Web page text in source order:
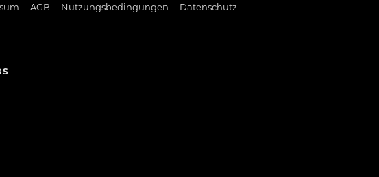
AGB Nutzungsbedingungen Datenschutz